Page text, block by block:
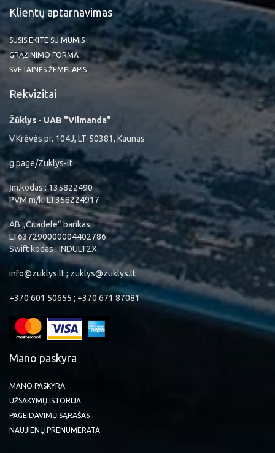
Klientų aptarnavimas
SUSISIEKITE SU MUMIS
GRĄŽINIMO FORMA
SVETAINĖS ŽEMĖLAPIS
Rekvizitai
Žūklys - UAB "Vilmanda"
V.Krėvės pr. 104J, LT-50381, Kaunas
g.page/Zuklys-lt
Įm.kodas : 135822490
PVM m/k: LT358224917
AB „Citadele“ bankas
LT637290000004402786
Swift kodas : INDULT2X
info@zuklys.lt ; zuklys@zuklys.lt
+370 601 50655 ; +370 671 87081
Mano paskyra
MANO PASKYRA
UŽSAKYMŲ ISTORIJA
PAGEIDAVIMŲ SĄRAŠAS
NAUJIENŲ PRENUMERATA